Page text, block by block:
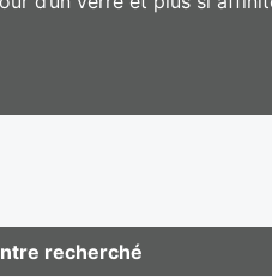
recherché